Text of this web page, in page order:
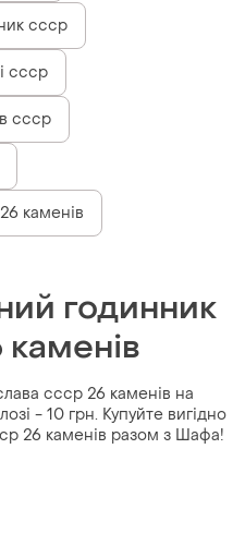
ссср
ссср
ссср
каменів
годинник
ссср 26 каменів на
- 10 грн. Купуйте вигідно
26 каменів разом з Шафа!